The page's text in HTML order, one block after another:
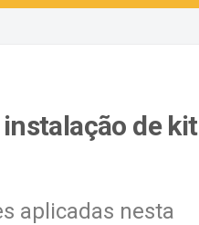
de kit
aplicadas nesta